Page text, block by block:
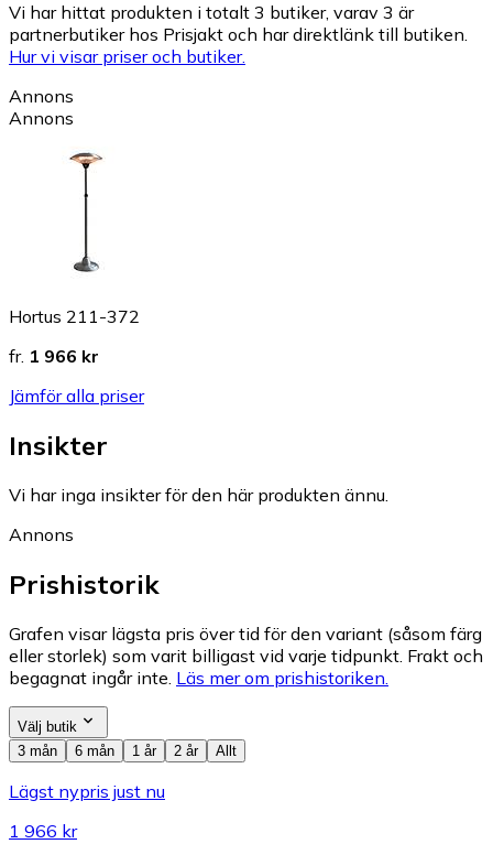
Vi har hittat produkten i totalt 3 butiker, varav 3 är
partnerbutiker hos Prisjakt och har direktlänk till butiken.
Hur vi visar priser och butiker.
Annons
Annons
Hortus 211-372
fr. 1 966 kr
Jämför alla priser
Insikter
Vi har inga insikter för den här produkten ännu.
Annons
Prishistorik
Grafen visar lägsta pris över tid för den variant (såsom färg
eller storlek) som varit billigast vid varje tidpunkt. Frakt och
begagnat ingår inte. Läs mer om prishistoriken.
Välj butik
3 mån
6 mån 1 år 2 år Allt
Lägst nypris just nu
1 966 kr